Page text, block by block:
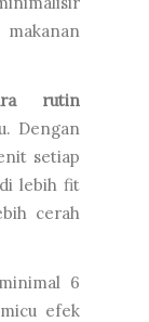
rutin
Dengan
setiap
lebih fit
cerah
6
efek